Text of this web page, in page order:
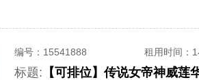
编号： 15541888 租用时间 ：
标题: